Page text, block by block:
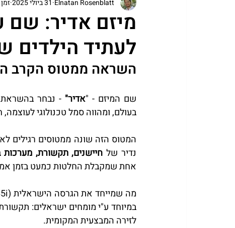
ארגון המחשב עיצוב גרפי פיתוח אפליקציות
מיזם אדיר: שם
לעתיד הילדים
Elnatan Rosenblatt 31 ביולי 2025 זמן
השראה ממטוס הקרב
שם המיזם - "אדיר"
בעולם, ומהווה סמל טכנולוגי
נדיר של חיישנים, תקשורת, מערכות
אחת שמקבלת החלטות כמעט בזמן
מה שמייחד את הגרסה הישראלית (F-35i) לעומת הדגם הבינלאומי הוא
לזירה המבצעית המקומית.